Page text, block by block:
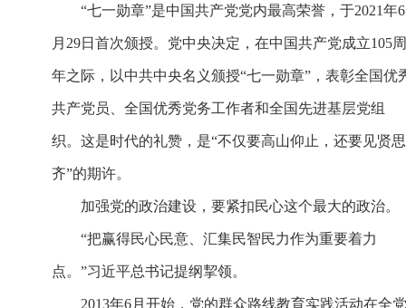
“七一勋章”是中国共产党党内最高荣誉，于2021年6
月29日首次颁授。党中央决定，在中国共产党成立105周
年之际，以中共中央名义颁授“七一勋章”，表彰全国优
共产党员、全国优秀党务工作者和全国先进基层党组
织。这是时代的礼赞，是“不仅要高山仰止，还要见贤思
齐”的期许。
加强党的政治建设，要紧扣民心这个最大的政治。
“把赢得民心民意、汇集民智民力作为重要着力
点。”习近平总书记提纲挈领。
2013年6月开始，党的群众路线教育实践活动在全党